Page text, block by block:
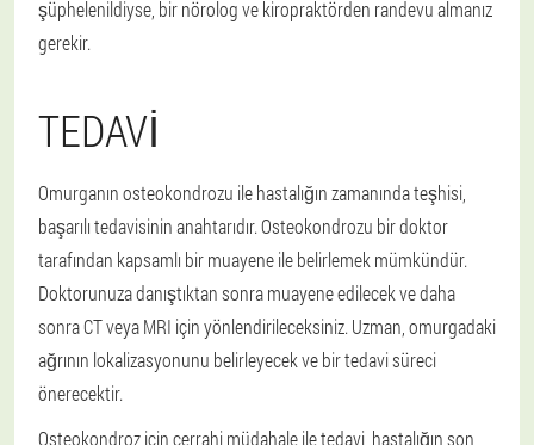
şüphelenildiyse, bir nörolog ve kiropraktörden randevu almanız
gerekir.
TEDAVI
Omurganın osteokondrozu ile hastalığın zamanında teşhisi,
başarılı tedavisinin anahtarıdır. Osteokondrozu bir doktor
tarafından kapsamlı bir muayene ile belirlemek mümkündür.
Doktorunuza danıştıktan sonra muayene edilecek ve daha
sonra CT veya MRI için yönlendirileceksiniz. Uzman, omurgadaki
ağrının lokalizasyonunu belirleyecek ve bir tedavi süreci
önerecektir.
Osteokondroz için cerrahi müdahale ile tedavi, hastalığın son